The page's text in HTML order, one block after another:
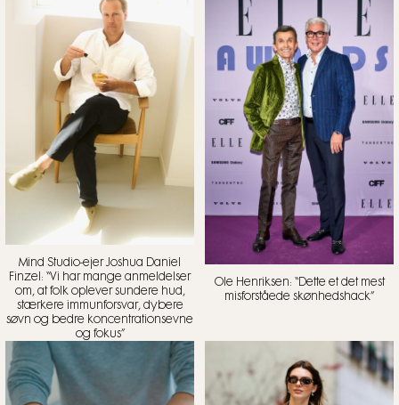
Mind Studio-ejer Joshua Daniel
Finzel: “Vi har mange anmeldelser
om, at folk oplever sundere hud,
stærkere immunforsvar, dybere
søvn og bedre koncentrationsevne
og fokus”
Ole Henriksen: “Dette et det mest
misforståede skønhedshack”